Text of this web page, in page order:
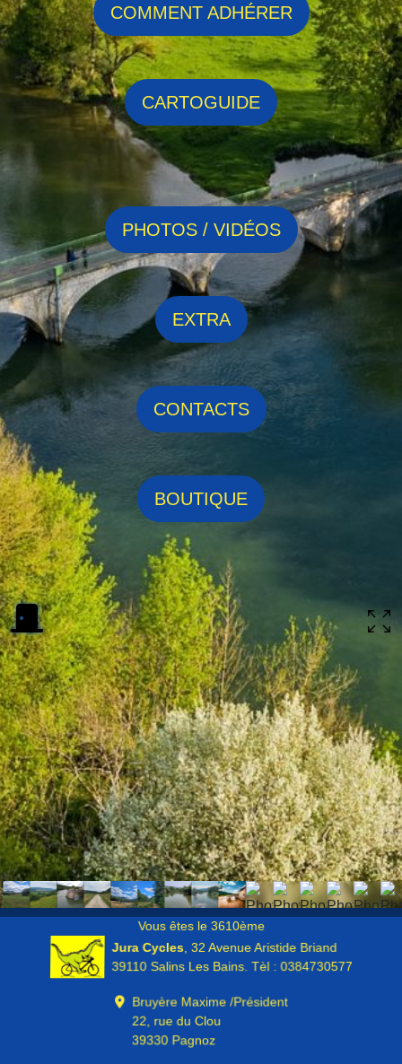
Choisissez l'optionInstaller l'application
ou
Ajouter à l'écran d'accueil.
COMMENT ADHÉRER
CARTOGUIDE
PHOTOS / VIDÉOS
EXTRA
CONTACTS
BOUTIQUE
Vous êtes le 3610ème
Jura Cycles, 32 Avenue Aristide Briand
39110 Salins Les Bains. Tèl : 0384730577
Bruyère Maxime /Président
22, rue du Clou
39330 Pagnoz